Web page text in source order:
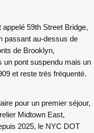
59th Street Bridge,
passant au-dessus de
de Brooklyn,
un pont suspendu mais un
et reste très fréquenté.
pour un premier séjour,
Midtown East,
2025, le NYC DOT